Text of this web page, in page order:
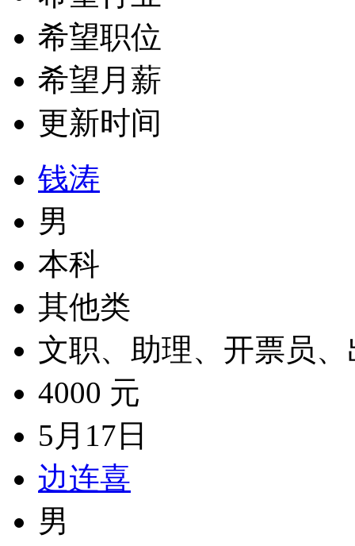
希望职位
希望月薪
更新时间
钱涛
男
本科
其他类
文职、助理、开票员、
4000 元
5月17日
边连喜
男